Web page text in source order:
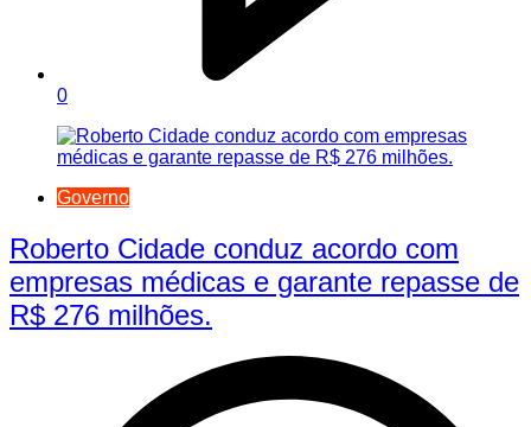
0
Governo
Roberto Cidade conduz acordo com
empresas médicas e garante repasse de
R$ 276 milhões.